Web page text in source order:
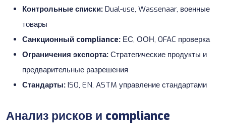
Контрольные списки: Dual-use, Wassenaar, военные
товары
Санкционный compliance: ЕС, ООН, OFAC проверка
Ограничения экспорта: Стратегические продукты и
предварительные разрешения
Стандарты: ISO, EN, ASTM управление стандартами
Анализ рисков и compliance